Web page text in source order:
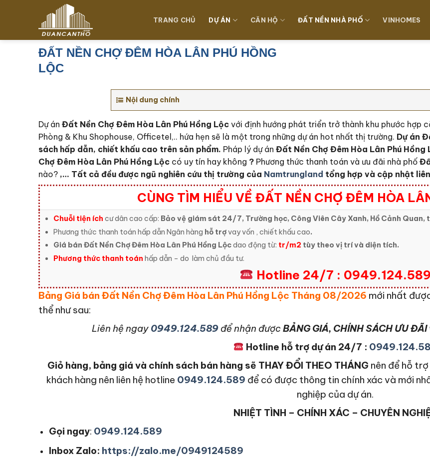
dung
TRANG CHỦ DỰ ÁN CĂN HỘ ĐẤT NỀN NHÀ PHỐ VINHOMES
ĐẤT NỀN CHỢ ĐÊM HÒA LÂN PHÚ HỒNG
LỘC
Nội dung chính
Dự án Đất Nền Chợ Đêm Hòa Lân Phú Hồng Lộc với định hướng phát triển trở thành khu phước hợp
Phòng & Khu Shophouse, Officetel,.. hứa hẹn sẽ là một trong những dự án hot nhất thị trường. Dự án
sách hấp dẫn, chiết khấu cao trên sản phẩm. Pháp lý dự án Đất Nền Chợ Đêm Hòa Lân Phú Hồng
Chợ Đêm Hòa Lân Phú Hồng Lộc có uy tín hay không ? Phương thức thanh toán và ưu đãi nhà phố
nào? ,… Tất cả đều được ngũ nghiên cứu thị trường của Namtrungland tổng hợp và cập nhật
CÙNG TÌM HIỂU VỀ ĐẤT NỀN CHỢ ĐÊM HÒA
Chuỗi tiện ích cư dân cao cấp: Bảo vệ giám sát 24/7, Trường học, Công Viên Cây Xanh, Hồ Cảnh Quan,
Phương thức thanh toán hấp dẫn Ngân hàng hỗ trợvay vốn , chiết khấu cao.
Giá bán Đất Nền Chợ Đêm Hòa Lân Phú Hồng Lộcdao động từ: tr/m2 tùy theo vị trí và diện tích.
Phương thức thanh toán hấp dẫn – do làm chủ đầu tư.
Hotline 24/7 : 0949.124.589
Bảng Giá bán Đất Nền Chợ Đêm Hòa Lân Phú Hồng Lộc Tháng 08/2026 mới nhất
thể như sau:
Liên hệ ngay 0949.124.589để nhận được BẢNG GIÁ, CHÍNH SÁCH ƯU ĐÃI
Hotline hỗ trợ dự án 24/7 :
Giỏ hàng, bảng giá và chính sách bán hàng sẽ THAY ĐỔI THEO THÁNG nên để hỗ
khách hàng nên liên hệ hotline 0949.124.589 để có được thông tin chính xác và mới
nghiệp của dự án.
NHIỆT TÌNH – CHÍNH XÁC – CHUYÊN
Gọi ngay: 0949.124.589
Inbox Zalo: https://zalo.me/0949124589